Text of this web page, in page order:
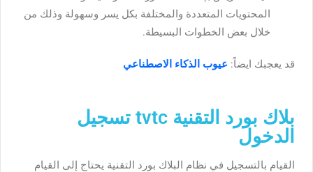
المحتويات المتعددة والمختلفة بكل يسر وسهولة وذلك من
خلال بعض الخطوات البسيطة.
قد يعجبك ايضاً: عيوب الذكاء الاصطناعي
بلاك بورد التقنية tvtc تسجيل
الدخول
القيام بالتسجيل في نظام البلاك بورد التقنية يحتاج إلى القيام